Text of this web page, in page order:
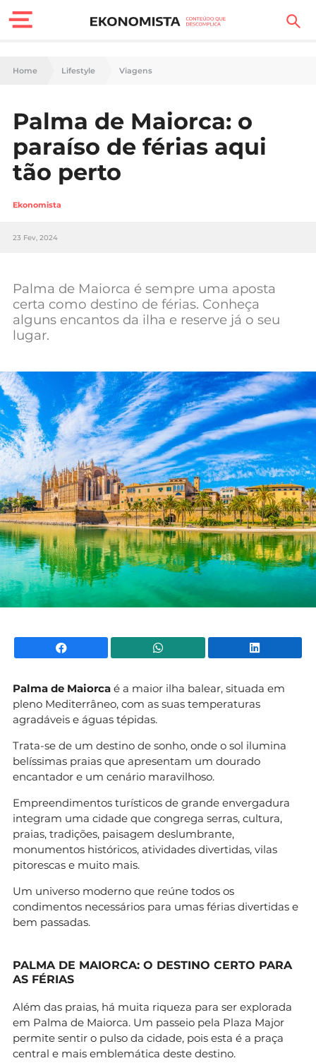
Finanças Pessoais
Carreira
Casa
Lifestyle
Sociedade
Negócios
Mundial 2026
Home Lifestyle Viagens
Palma de Maiorca: o
paraíso de férias aqui
tão perto
Ekonomista
23 Fev, 2024
Palma de Maiorca é sempre uma aposta
certa como destino de férias. Conheça
alguns encantos da ilha e reserve já o seu
lugar.
Facebook WhatsApp
Palma de Maiorca é a maior ilha balear, situada em
pleno Mediterrâneo, com as suas temperaturas
agradáveis e águas tépidas.
Trata-se de um destino de sonho, onde o sol ilumina
belíssimas praias que apresentam um dourado
encantador e um cenário maravilhoso.
Empreendimentos turísticos de grande envergadura
integram uma cidade que congrega serras, cultura,
praias, tradições, paisagem deslumbrante,
monumentos históricos, atividades divertidas, vilas
pitorescas e muito mais.
Um universo moderno que reúne todos os
condimentos necessários para umas férias divertidas e
bem passadas.
PALMA DE MAIORCA: O DESTINO CERTO PARA
AS FÉRIAS
Além das praias, há muita riqueza para ser explorada
em Palma de Maiorca. Um passeio pela Plaza Major
permite sentir o pulso da cidade, pois esta é a praça
central e mais emblemática deste destino.